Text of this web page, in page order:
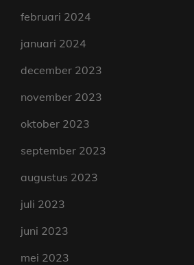
februari 2024
januari 2024
december 2023
november 2023
oktober 2023
september 2023
augustus 2023
juli 2023
juni 2023
mei 2023